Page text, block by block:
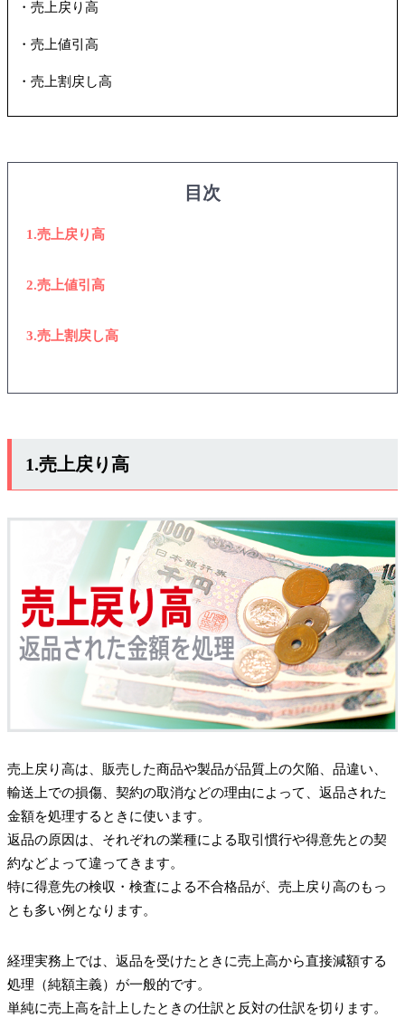
・売上戻り高
・売上値引高
・売上割戻し高
目次
1.売上戻り高
2.売上値引高
3.売上割戻し高
1.売上戻り高
売上戻り高は、販売した商品や製品が品質上の欠陥、品違い、
輸送上での損傷、契約の取消などの理由によって、返品された
金額を処理するときに使います。
返品の原因は、それぞれの業種による取引慣行や得意先との契
約などよって違ってきます。
特に得意先の検収・検査による不合格品が、売上戻り高のもっ
とも多い例となります。
経理実務上では、返品を受けたときに売上高から直接減額する
処理（純額主義）が一般的です。
単純に売上高を計上したときの仕訳と反対の仕訳を切ります。